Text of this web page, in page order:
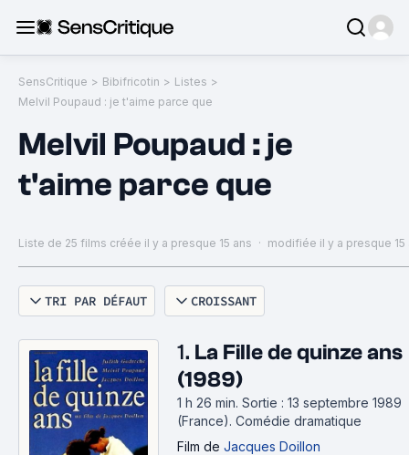
SensCritique > Bibifricotin > Listes >
Melvil Poupaud : je t'aime parce que
Melvil Poupaud : je
t'aime parce que
Liste de 25 films créée il y a presque 15 ans · modifiée il y a presque 15
TRI PAR DÉFAUT CROISSANT
1. La Fille de quinze ans
(1989)
1 h 26 min. Sortie : 13 septembre 1989
(France). Comédie dramatique
Film de Jacques Doillon